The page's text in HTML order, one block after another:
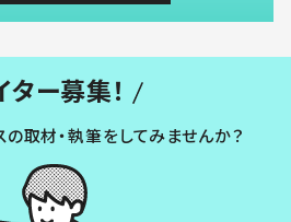
ター募集！
取材・執筆をしてみませんか？